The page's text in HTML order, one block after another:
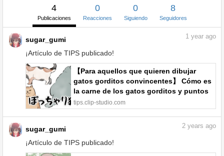
4
Publicaciones
0
Reacciones
0
Siguiendo
8
Seguidores
sugar_gumi
¡Artículo de TIPS publicado!
1 year ago
【Para aquellos que quieren dibujar
gatos gorditos convincentes】 Cómo es
la carne de los gatos gorditos y puntos
clave para dibujarlos por sugar_gumi -
Tutoriales en comunidad | CLIP STUDIO
tips.clip-studio.com
sugar_gumi
¡Artículo de TIPS publicado!
2 years ago